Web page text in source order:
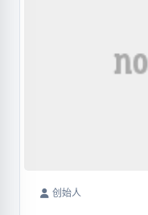
创始人